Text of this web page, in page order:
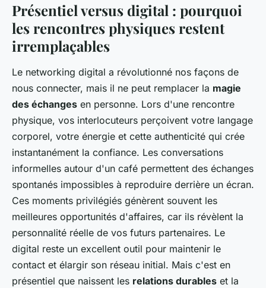
Présentiel versus digital : pourquoi
les rencontres physiques restent
irremplaçables
Le networking digital a révolutionné nos façons de
nous connecter, mais il ne peut remplacer la magie
des échanges en personne. Lors d'une rencontre
physique, vos interlocuteurs perçoivent votre langage
corporel, votre énergie et cette authenticité qui crée
instantanément la confiance. Les conversations
informelles autour d'un café permettent des échanges
spontanés impossibles à reproduire derrière un écran.
Ces moments privilégiés génèrent souvent les
meilleures opportunités d'affaires, car ils révèlent la
personnalité réelle de vos futurs partenaires. Le
digital reste un excellent outil pour maintenir le
contact et élargir son réseau initial. Mais c'est en
présentiel que naissent les relations durables et la